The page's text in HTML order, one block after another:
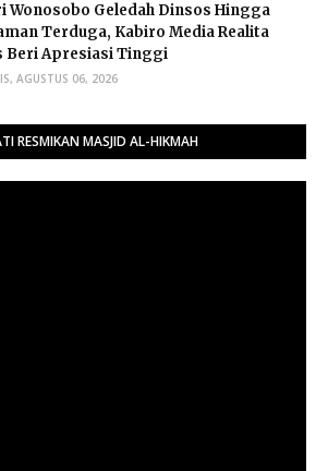
Wonosobo Geledah Dinsos Hingga
Terduga, Kabiro Media Realita
Beri Apresiasi Tinggi
AGUSTUS 06, 2026
RESMIKAN MASJID AL-HIKMAH